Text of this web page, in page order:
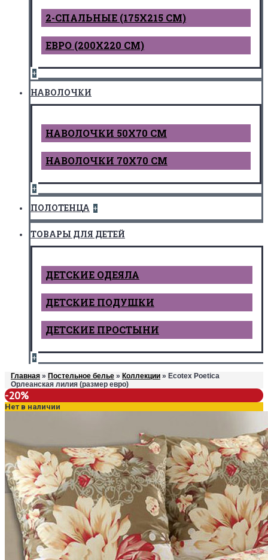
2-СПАЛЬНЫЕ (175Х215 СМ)
ЕВРО (200Х220 СМ)
+
НАВОЛОЧКИ
НАВОЛОЧКИ 50Х70 СМ
НАВОЛОЧКИ 70Х70 СМ
+
ПОЛОТЕНЦА +
ТОВАРЫ ДЛЯ ДЕТЕЙ
ДЕТCКИЕ ОДЕЯЛА
ДЕТСКИЕ ПОДУШКИ
ДЕТСКИЕ ПРОСТЫНИ
+
Главная » Постельное белье » Коллекции » Ecotex Poetica
Орлеанская лилия (размер евро)
-20%
Нет в наличии